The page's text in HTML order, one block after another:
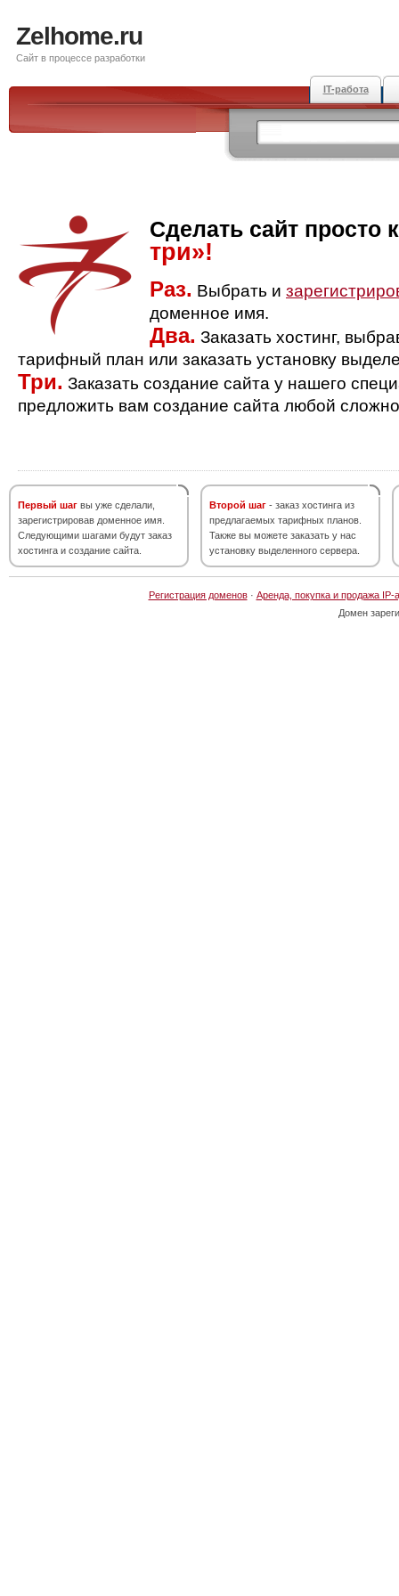
Zelhome.ru
Сайт в процессе разработки
IT-работа
Сделать сайт просто
три»!
Раз. Выбрать и
доменное имя.
Два. Заказать хостинг,
тарифный план или заказать установку
Три. Заказать создание сайта у нашего
предложить вам создание сайта любой
Первый шаг вы уже сделали,
зарегистрировав доменное имя.
Следующими шагами будут заказ
хостинга и создание сайта.
Второй шаг - заказ хостинга из
предлагаемых тарифных планов.
Также вы можете заказать у нас
установку выделенного сервера.
Регистрация доменов· Аренда, покупка и продажа IP-
Домен